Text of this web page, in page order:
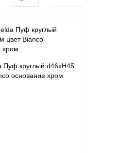
Пуф круглый d46хH45
основание хром